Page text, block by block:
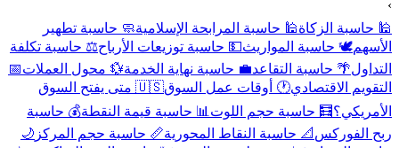
›
🕌 حاسبة الزكاة🕌 حاسبة المرابحة الإسلامية🧼 حاسبة تطهير
الأسهم🕊️ حاسبة المواريث💵 حاسبة توزيعات الأرباح⚖️ حاسبة تكلفة
التداول🌴 حاسبة التقاعد💼 حاسبة نهاية الخدمة💱 محول العملات📅
التقويم الاقتصادي🕐 أوقات عمل السوق
🇺🇸 متى يفتح السوق
الأمريكي؟🧮 حاسبة حجم اللوت 📊 حاسبة قيمة النقطة💰 حاسبة
ربح الفوركس 📐 حاسبة النقاط المحورية📏 حاسبة حجم المركز 🌙